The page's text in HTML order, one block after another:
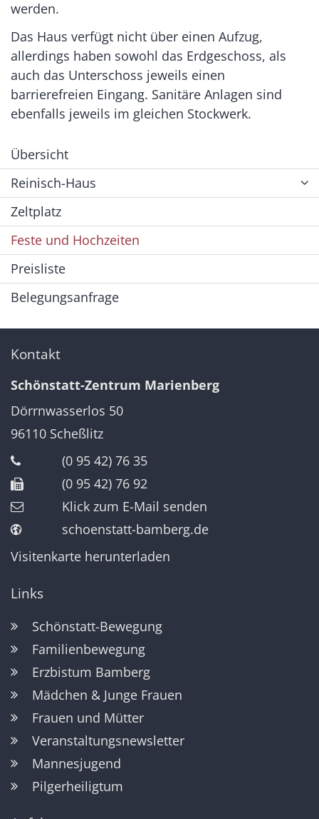
werden.
Das Haus verfügt nicht über einen Aufzug,
allerdings haben sowohl das Erdgeschoss, als
auch das Unterschoss jeweils einen
barrierefreien Eingang. Sanitäre Anlagen sind
ebenfalls jeweils im gleichen Stockwerk.
Übersicht
Reinisch-Haus
Zeltplatz
Feste und Hochzeiten
Preisliste
Belegungsanfrage
Kontakt
Schönstatt-Zentrum Marienberg
Dörrnwasserlos 50
96110 Scheßlitz
(0 95 42) 76 35
(0 95 42) 76 92
Klick zum E-Mail senden
schoenstatt-bamberg.de
Visitenkarte herunterladen
Links
Schönstatt-Bewegung
Familienbewegung
Erzbistum Bamberg
Mädchen & Junge Frauen
Frauen und Mütter
Veranstaltungsnewsletter
Mannesjugend
Pilgerheiligtum